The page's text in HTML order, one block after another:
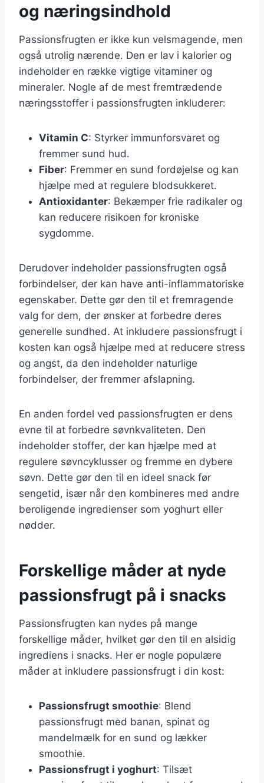
og næringsindhold
Passionsfrugten er ikke kun velsmagende, men
også utrolig nærende. Den er lav i kalorier og
indeholder en række vigtige vitaminer og
mineraler. Nogle af de mest fremtrædende
næringsstoffer i passionsfrugten inkluderer:
Vitamin C: Styrker immunforsvaret og
fremmer sund hud.
Fiber: Fremmer en sund fordøjelse og kan
hjælpe med at regulere blodsukkeret.
Antioxidanter: Bekæmper frie radikaler og
kan reducere risikoen for kroniske
sygdomme.
Derudover indeholder passionsfrugten også
forbindelser, der kan have anti-inflammatoriske
egenskaber. Dette gør den til et fremragende
valg for dem, der ønsker at forbedre deres
generelle sundhed. At inkludere passionsfrugt i
kosten kan også hjælpe med at reducere stress
og angst, da den indeholder naturlige
forbindelser, der fremmer afslapning.
En anden fordel ved passionsfrugten er dens
evne til at forbedre søvnkvaliteten. Den
indeholder stoffer, der kan hjælpe med at
regulere søvncyklusser og fremme en dybere
søvn. Dette gør den til en ideel snack før
sengetid, især når den kombineres med andre
beroligende ingredienser som yoghurt eller
nødder.
Forskellige måder at nyde
passionsfrugt på i snacks
Passionsfrugten kan nydes på mange
forskellige måder, hvilket gør den til en alsidig
ingrediens i snacks. Her er nogle populære
måder at inkludere passionsfrugt i din kost:
Passionsfrugt smoothie: Blend
passionsfrugt med banan, spinat og
mandelmælk for en sund og lækker
smoothie.
Passionsfrugt i yoghurt: Tilsæt